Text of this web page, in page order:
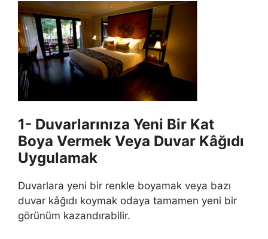
1- Duvarlarınıza Yeni Bir Kat
Boya Vermek Veya Duvar Kâğıdı
Uygulamak
Duvarlara yeni bir renkle boyamak veya bazı
duvar kâğıdı koymak odaya tamamen yeni bir
görünüm kazandırabilir.